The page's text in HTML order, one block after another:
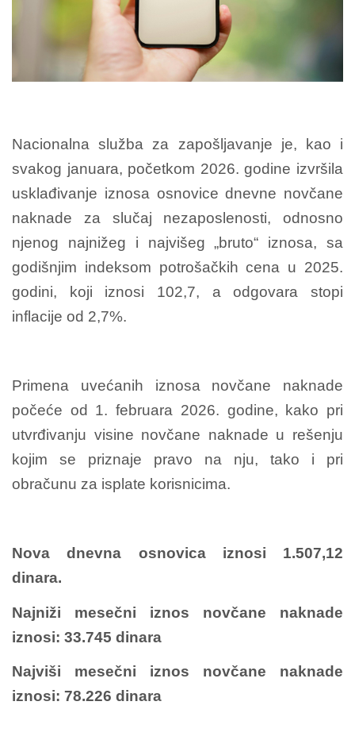
Nacionalna služba za zapošljavanje je, kao i
svakog januara, početkom 2026. godine izvršila
usklađivanje iznosa osnovice dnevne novčane
naknade za slučaj nezaposlenosti, odnosno
njenog najnižeg i najvišeg „bruto“ iznosa, sa
godišnjim indeksom potrošačkih cena u 2025.
godini, koji iznosi 102,7, a odgovara stopi
inflacije od 2,7%.
Primena uvećanih iznosa novčane naknade
počeće od 1. februara 2026. godine, kako pri
utvrđivanju visine novčane naknade u rešenju
kojim se priznaje pravo na nju, tako i pri
obračunu za isplate korisnicima.
Nova dnevna osnovica iznosi 1.507,12
dinara.
Najniži mesečni iznos novčane naknade
iznosi: 33.745 dinara
Najviši mesečni iznos novčane naknade
iznosi: 78.226 dinara